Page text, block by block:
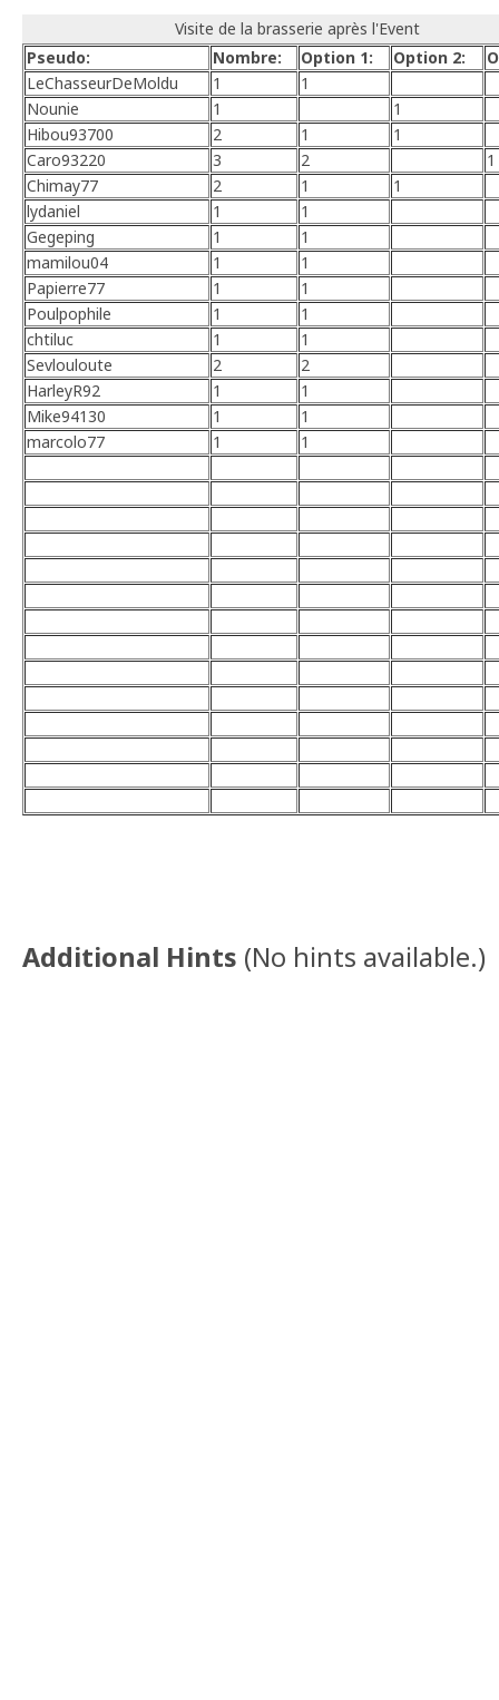
Visite de la brasserie après l'Event
Pseudo:
Nombre: Option 1: Option 2:
LeChasseurDeMoldu
1
1
Nounie
1
1
Hibou93700
2 1
1
Caro93220
3 2
1
Chimay77
2 1
1
lydaniel
1
1
Gegeping
1
1
mamilou04
1
1
Papierre77
1
1
Poulpophile
1
1
chtiluc
1
1
Sevlouloute
2
2
HarleyR92
1
1
Mike94130
1
1
marcolo77
1 1
Additional Hints (No hints available.)